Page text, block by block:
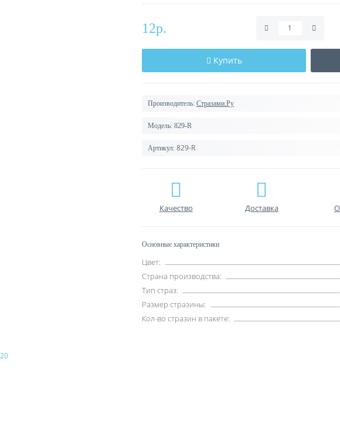
12р.
Купить
Производитель: Стразами.Ру
Модель: 829-R
Артикул: 829-R
Качество Доставка
Основные характеристики
Цвет:
Страна производства:
Тип страз:
Размер стразины:
Кол-во стразин в пакете: